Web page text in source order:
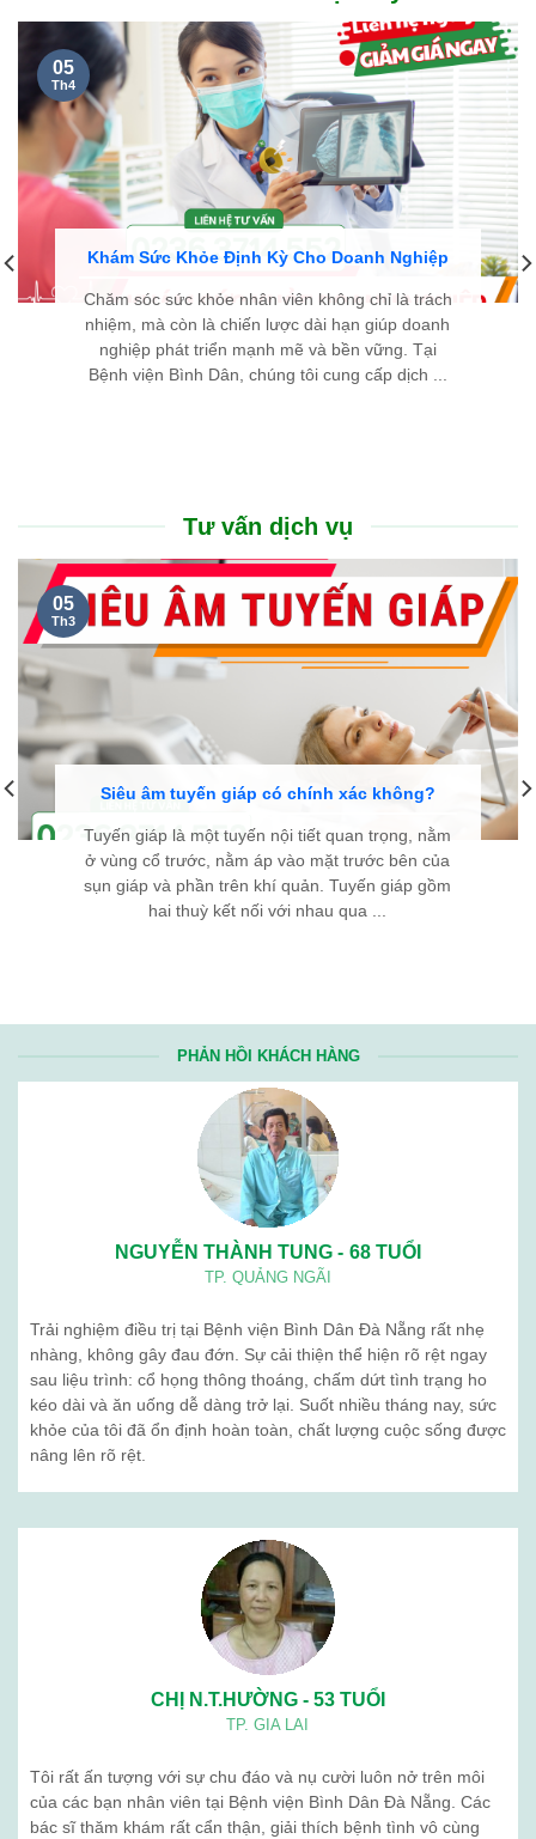
Khám Sức Khỏe Định Kỳ Cho Doanh Nghiệp
Chăm sóc sức khỏe nhân viên không chỉ là trách
nhiệm, mà còn là chiến lược dài hạn giúp doanh
nghiệp phát triển mạnh mẽ và bền vững. Tại
Bệnh viện Bình Dân, chúng tôi cung cấp dịch ...
05
Th4
Tư vấn dịch vụ
Siêu âm tuyến giáp có chính xác không?
Tuyến giáp là một tuyến nội tiết quan trọng, nằm
ở vùng cổ trước, nằm áp vào mặt trước bên của
sụn giáp và phần trên khí quản. Tuyến giáp gồm
hai thuỳ kết nối với nhau qua ...
05
Th3
PHẢN HỒI KHÁCH HÀNG
NGUYỄN THÀNH TUNG - 68 TUỔI
TP. QUẢNG NGÃI
Trải nghiệm điều trị tại Bệnh viện Bình Dân Đà Nẵng rất nhẹ
nhàng, không gây đau đớn. Sự cải thiện thể hiện rõ rệt ngay
sau liệu trình: cổ họng thông thoáng, chấm dứt tình trạng ho
kéo dài và ăn uống dễ dàng trở lại. Suốt nhiều tháng nay, sức
khỏe của tôi đã ổn định hoàn toàn, chất lượng cuộc sống được
nâng lên rõ rệt.
CHỊ N.T.HƯỜNG - 53 TUỔI
TP. GIA LAI
Tôi rất ấn tượng với sự chu đáo và nụ cười luôn nở trên môi
của các bạn nhân viên tại Bệnh viện Bình Dân Đà Nẵng. Các
bác sĩ thăm khám rất cẩn thận, giải thích bệnh tình vô cùng